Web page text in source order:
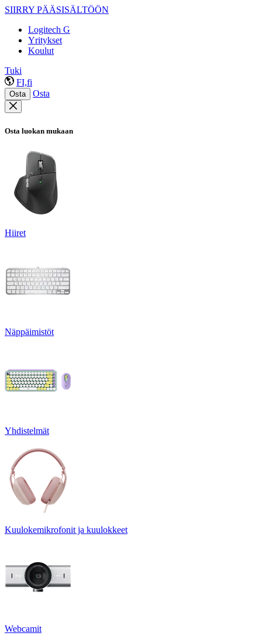
SIIRRY PÄÄSISÄLTÖÖN
Logitech G
Yritykset
Koulut
Tuki
FI,fi
Osta Osta
Osta luokan mukaan
Hiiret
Näppäimistöt
Yhdistelmät
Kuulokemikrofonit ja kuulokkeet
Webcamit